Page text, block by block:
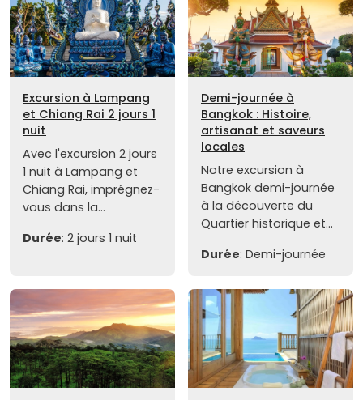
Excursion à Lampang
et Chiang Rai 2 jours 1
nuit
Avec l'excursion 2 jours
1 nuit à Lampang et
Chiang Rai, imprégnez-
vous dans la...
Durée: 2 jours 1 nuit
Demi-journée à
Bangkok : Histoire,
artisanat et saveurs
locales
Notre excursion à
Bangkok demi-journée
à la découverte du
Quartier historique et...
Durée: Demi-journée